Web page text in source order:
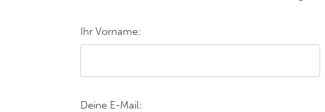
Ihr Vorname:
Deine E-Mail: